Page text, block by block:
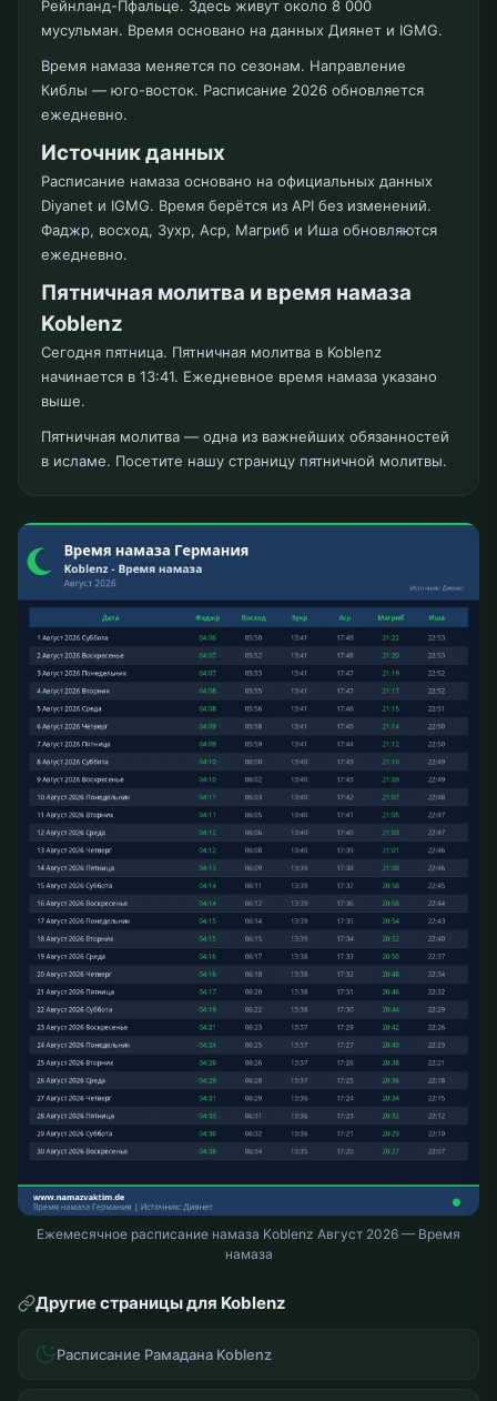
Рейнланд-Пфальце. Здесь живут около 8 000
мусульман. Время основано на данных Диянет и IGMG.
Время намаза меняется по сезонам. Направление
Киблы — юго-восток. Расписание 2026 обновляется
ежедневно.
Источник данных
Расписание намаза основано на официальных данных
Diyanet и IGMG. Время берётся из API без изменений.
Фаджр, восход, Зухр, Аср, Магриб и Иша обновляются
ежедневно.
Пятничная молитва и время намаза
Koblenz
Сегодня пятница. Пятничная молитва в Koblenz
начинается в 13:41. Ежедневное время намаза указано
выше.
Пятничная молитва — одна из важнейших обязанностей
в исламе. Посетите нашу страницу пятничной молитвы.
Ежемесячное расписание намаза Koblenz Август 2026 — Время
намаза
Другие страницы для Koblenz
Расписание Рамадана Koblenz